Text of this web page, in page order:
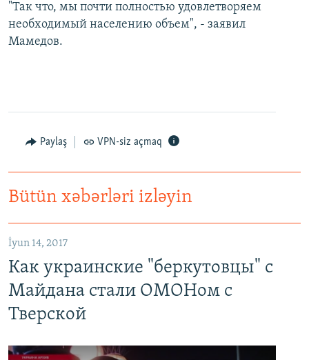
"Так что, мы почти полностью удовлетворяем
необходимый населению объем", - заявил
Мамедов.
Paylaş VPN-siz açmaq
Bütün xəbərləri izləyin
İyun 14, 2017
Как украинские "беркутовцы" с
Майдана стали ОМОНом с
Тверской